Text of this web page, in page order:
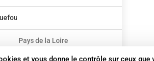
Pays de la Loire
En cabinet
et vous donne le contrôle sur ceux que